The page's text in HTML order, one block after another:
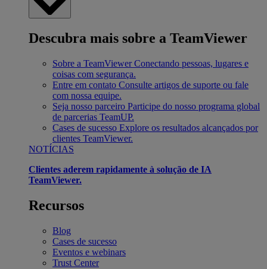
Descubra mais sobre a TeamViewer
Sobre a TeamViewer Conectando pessoas, lugares e
coisas com segurança.
Entre em contato Consulte artigos de suporte ou fale
com nossa equipe.
Seja nosso parceiro Participe do nosso programa global
de parcerias TeamUP.
Cases de sucesso Explore os resultados alcançados por
clientes TeamViewer.
NOTÍCIAS
Clientes aderem rapidamente à solução de IA
TeamViewer.
Recursos
Blog
Cases de sucesso
Eventos e webinars
Trust Center